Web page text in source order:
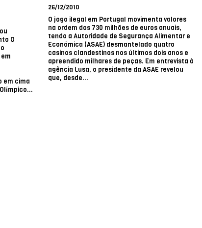
O
em cima
26/12/2010
O jogo ilegal em Portugal movimenta valores
na ordem dos 730 milhões de euros anuais,
tendo a Autoridade de Segurança Alimentar e
Económica (ASAE) desmantelado quatro
casinos clandestinos nos últimos dois anos e
apreendido milhares de peças. Em entrevista à
agência Lusa, o presidente da ASAE revelou
que, desde...